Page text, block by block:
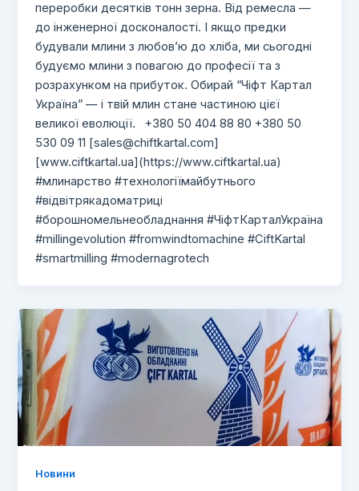
переробки десятків тонн зерна. Від ремесла —
до інженерної досконалості. І якщо предки
будували млини з любов’ю до хліба, ми сьогодні
будуємо млини з повагою до професії та з
розрахунком на прибуток. Обирай “Чіфт Картал
Україна” — і твій млин стане частиною цієї
великої еволюції. +380 50 404 88 80 +380 50
530 09 11 [sales@chiftkartal.com]
[www.ciftkartal.ua](https://www.ciftkartal.ua)
#млинарство #технологіїмайбутнього
#відвітрякадоматриці
#борошномельнеобладнання #ЧіфтКарталУкраїна
#millingevolution #fromwindtomachine #CiftKartal
#smartmilling #modernagrotech
Новини